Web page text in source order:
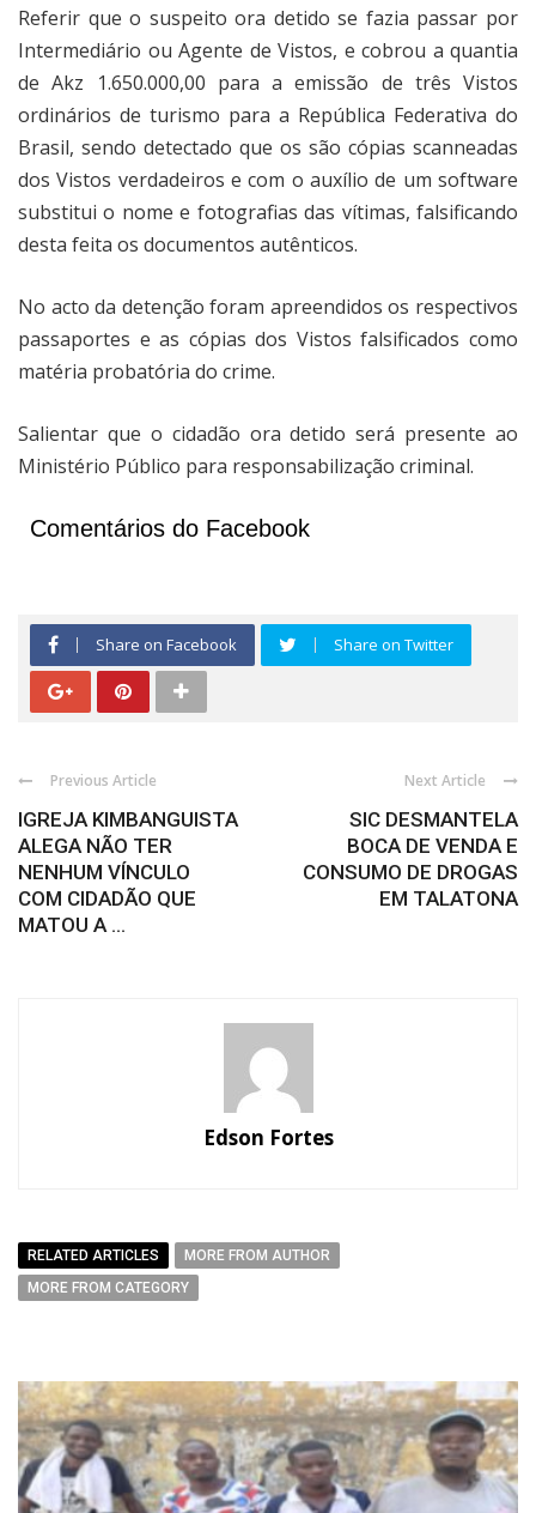
Referir que o suspeito ora detido se fazia passar por
Intermediário ou Agente de Vistos, e cobrou a quantia
de Akz 1.650.000,00 para a emissão de três Vistos
ordinários de turismo para a República Federativa do
Brasil, sendo detectado que os são cópias scanneadas
dos Vistos verdadeiros e com o auxílio de um software
substitui o nome e fotografias das vítimas, falsificando
desta feita os documentos autênticos.
No acto da detenção foram apreendidos os respectivos
passaportes e as cópias dos Vistos falsificados como
matéria probatória do crime.
Salientar que o cidadão ora detido será presente ao
Ministério Público para responsabilização criminal.
Comentários do Facebook
Share on Facebook Share on Twitter
Previous Article
IGREJA KIMBANGUISTA
ALEGA NÃO TER
NENHUM VÍNCULO
COM CIDADÃO QUE
MATOU A ...
Next Article
SIC DESMANTELA
BOCA DE VENDA E
CONSUMO DE DROGAS
EM TALATONA
Edson Fortes
RELATED ARTICLES
MORE FROM AUTHOR
MORE FROM CATEGORY